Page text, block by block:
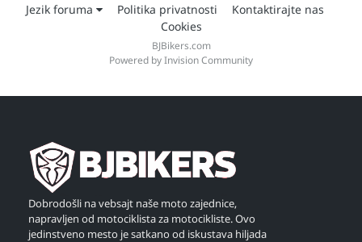
Jezik foruma Politika privatnosti
Kontaktirajte nas
Cookies
BJBikers.com
Powered by Invision Community
Dobrodošli na vebsajt naše moto zajednice,
napravljen od motociklista za motocikliste. Ovo
jedinstveno mesto je satkano od iskustava hiljada